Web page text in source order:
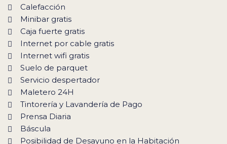
Calefacción
Minibar gratis
Caja fuerte gratis
Internet por cable gratis
Internet wifi gratis
Suelo de parquet
Servicio despertador
Maletero 24H
Tintorería y Lavandería de Pago
Prensa Diaria
Báscula
Posibilidad de Desayuno en la Habitación